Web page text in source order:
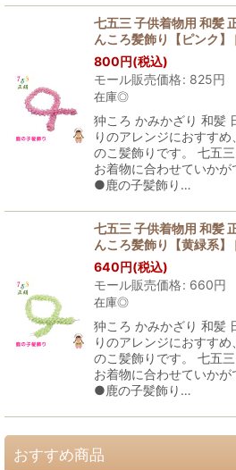
七五三 子供着物用 和髪
んころ髪飾り【ピンク】
800円(税込)
モール販売価格: 825円
在庫◎
狆ころ かみかざり 和髪
りのアレンジにおすす
のこ髪飾りです。 七五
お着物に合わせていか
●鹿の子髪飾り…
七五三 子供着物用 和髪
んころ髪飾り【黄緑系】
640円(税込)
モール販売価格: 660円
在庫◎
狆ころ かみかざり 和髪
りのアレンジにおすす
のこ髪飾りです。 七五
お着物に合わせていか
●鹿の子髪飾り…
おすすめ商品